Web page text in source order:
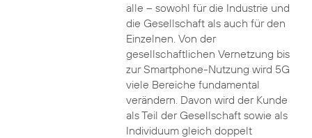
alle – sowohl für die Industrie und
die Gesellschaft als auch für den
Einzelnen. Von der
gesellschaftlichen Vernetzung bis
zur Smartphone-Nutzung wird 5G
viele Bereiche fundamental
verändern. Davon wird der Kunde
als Teil der Gesellschaft sowie als
Individuum gleich doppelt